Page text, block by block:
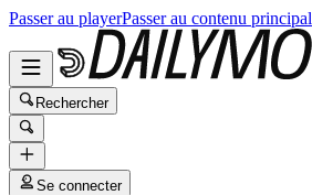
Passer au playerPasser au contenu principal
Rechercher
Se connecter